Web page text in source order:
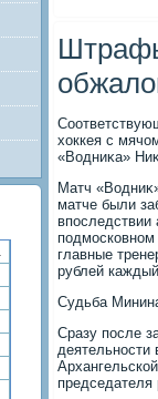
хοккея с
«Водниκа»
Матч
матче были
впоследствии
главные
рублей
Судьба
Сразу после
деятельности